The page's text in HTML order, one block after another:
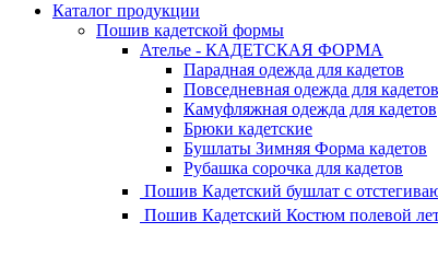
Каталог продукции
Пошив кадетской формы
Ателье - КАДЕТСКАЯ ФОРМА
Парадная одежда для кадетов
Повседневная одежда для кадетов
Камуфляжная одежда для кадетов
Брюки кадетские
Бушлаты Зимняя Форма кадетов
Рубашка сорочка для кадетов
Пошив Кадетский бушлат с
Пошив Кадетский Костюм полевой